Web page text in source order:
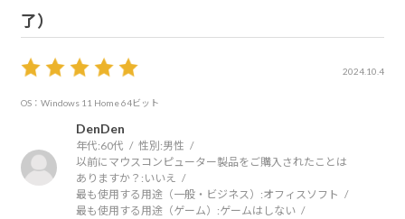
了）
2024.10.4
OS：Windows 11 Home 64ビット
DenDen
年代:60代 性別:男性
以前にマウスコンピューター製品をご購入されたことは
ありますか？: いいえ
最も使用する用途（一般・ビジネス）:オフィスソフト
最も使用する用途（ゲーム）:ゲームはしない